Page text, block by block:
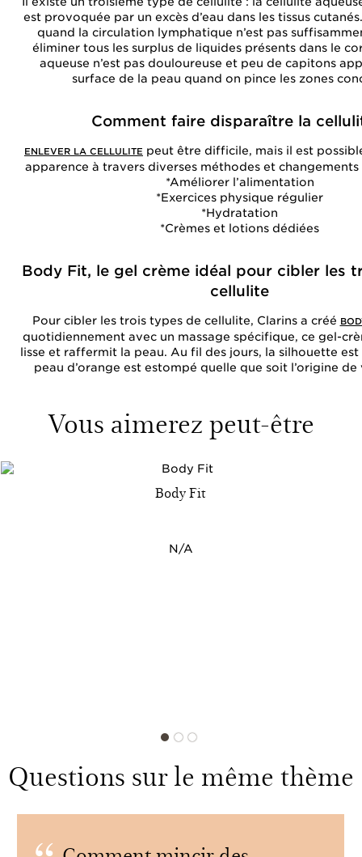
est provoquée par un excès d’eau dans les tissus
quand la circulation lymphatique n’est pas
éliminer tous les surplus de liquides présents dans le
aqueuse n’est pas douloureuse et peu de capitons
surface de la peau quand on pince les zones
Comment faire disparaître la
ENLEVER LA CELLULITE peut être difficile, mais il est
apparence à travers diverses méthodes et
*Améliorer l’alimentation
*Exercices physique régulier
*Hydratation
*Crèmes et lotions dédiées
Body Fit, le gel crème idéal pour cibler les
cellulite
Pour cibler les trois types de cellulite, Clarins a créé
quotidiennement avec un massage spécifique, ce gel-
lisse et raffermit la peau. Au fil des jours, la silhouette est
peau d’orange est estompé quelle que soit l’origine
Vous aimerez peut-être
Body Fit
N/A
Questions sur le même thème